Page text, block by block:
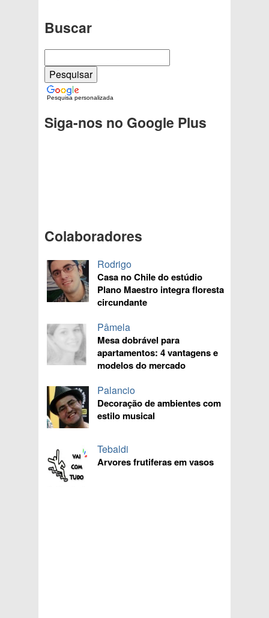
Buscar
Pesquisa personalizada
Siga-nos no Google Plus
Colaboradores
Rodrigo
Casa no Chile do estúdio
Plano Maestro integra floresta
circundante
Pâmela
Mesa dobrável para
apartamentos: 4 vantagens e
modelos do mercado
Palancio
Decoração de ambientes com
estilo musical
Tebaldi
Arvores frutiferas em vasos